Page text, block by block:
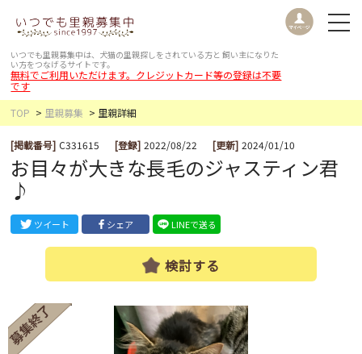
いつでも里親募集中は、犬猫の里親探しをされている方と 飼い主になりた
い方をつなげるサイトです。
無料でご利用いただけます。クレジットカード等の登録は不要
です
TOP
里親募集 里親詳細
[掲載番号] C331615 [登録] 2022/08/22 [更新] 2024/01/10
お目々が大きな長毛のジャスティン君
♪
ツイート シェア LINEで送る
検討する